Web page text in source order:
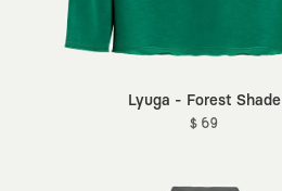
Lyuga - Forest Shade
$ 69